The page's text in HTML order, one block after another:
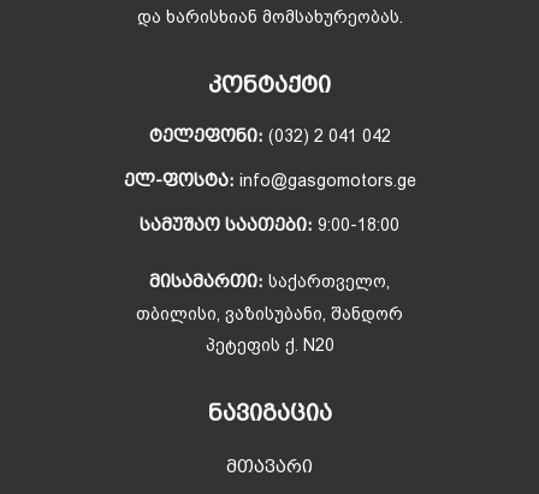
და ხარისხიან მომსახურეობას.
ᲙᲝᲜᲢᲐᲥᲢᲘ
ᲢᲔᲚᲔᲤᲝᲜᲘ: (032) 2 041 042
ᲔᲚ-ᲤᲝᲡᲢᲐ: info@gasgomotors.ge
ᲡᲐᲛᲣᲨᲐᲝ ᲡᲐᲐᲗᲔᲑᲘ: 9:00-18:00
ᲛᲘᲡᲐᲛᲐᲠᲗᲘ: საქართველო,
თბილისი, ვაზისუბანი, შანდორ
პეტეფის ქ. N20
ᲜᲐᲕᲘᲒᲐᲪᲘᲐ
მთავარი